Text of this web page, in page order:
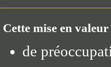
Cette mise en
de